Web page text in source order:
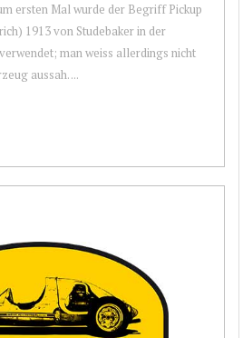
ersten Mal wurde der Begriff Pickup
1913 von Studebaker in der
man weiss allerdings nicht
aussah. ...